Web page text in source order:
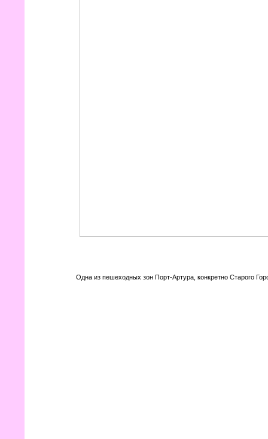
Одна из пешеходных зон Порт-Артура, конкретно Старого